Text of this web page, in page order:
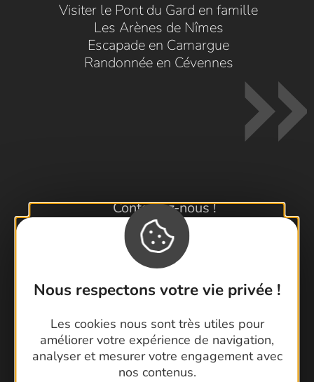
Nous respectons votre vie privée !
Les cookies nous sont très utiles pour
améliorer votre expérience de navigation,
analyser et mesurer votre engagement avec
nos contenus.
Visiter le Pont du Gard en famille
Les Arènes de Nîmes
Escapade en Camargue
Randonnée en Cévennes
Contactez-nous !
Foire aux questions
Brochures
Cartoguides et Topoguides
Latitude Gard